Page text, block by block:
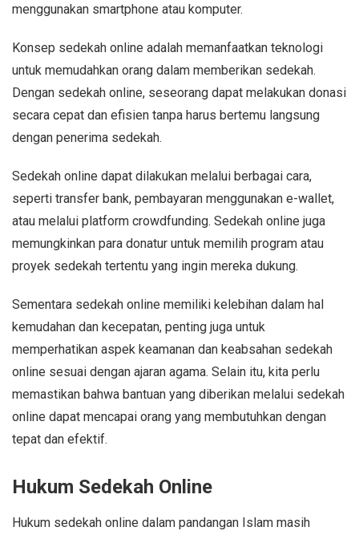
menggunakan smartphone atau komputer.
Konsep sedekah online adalah memanfaatkan teknologi
untuk memudahkan orang dalam memberikan sedekah.
Dengan sedekah online, seseorang dapat melakukan donasi
secara cepat dan efisien tanpa harus bertemu langsung
dengan penerima sedekah.
Sedekah online dapat dilakukan melalui berbagai cara,
seperti transfer bank, pembayaran menggunakan e-wallet,
atau melalui platform crowdfunding. Sedekah online juga
memungkinkan para donatur untuk memilih program atau
proyek sedekah tertentu yang ingin mereka dukung.
Sementara sedekah online memiliki kelebihan dalam hal
kemudahan dan kecepatan, penting juga untuk
memperhatikan aspek keamanan dan keabsahan sedekah
online sesuai dengan ajaran agama. Selain itu, kita perlu
memastikan bahwa bantuan yang diberikan melalui sedekah
online dapat mencapai orang yang membutuhkan dengan
tepat dan efektif.
Hukum Sedekah Online
Hukum sedekah online dalam pandangan Islam masih